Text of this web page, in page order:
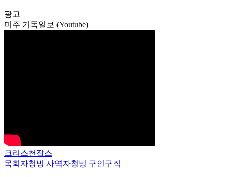
광고
미주 기독일보 (Youtube)
크리스천잡스
목회자청빙 사역자청빙 구인구직